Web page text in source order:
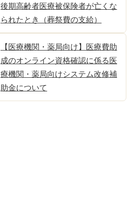
後期高齢者医療被保険者が亡くな
られたとき（葬祭費の支給）
【医療機関・薬局向け】医療費助
成のオンライン資格確認に係る医
療機関・薬局向けシステム改修補
助金について